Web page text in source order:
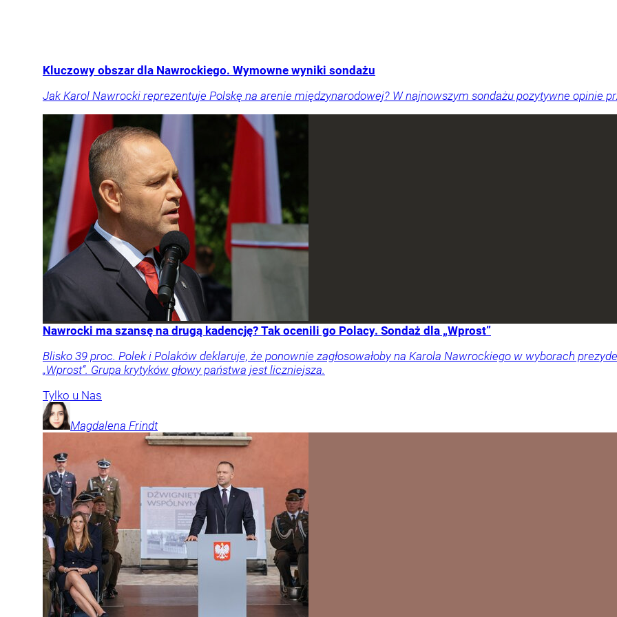
Kluczowy obszar dla Nawrockiego. Wymowne wyniki sondażu
Jak Karol Nawrocki reprezentuje Polskę na arenie międzynarodowej? W najnowszym sondażu pozytywne opinie
Nawrocki ma szansę na drugą kadencję? Tak ocenili go Polacy. Sondaż dla „Wprost”
Blisko 39 proc. Polek i Polaków deklaruje, że ponownie zagłosowałoby na Karola Nawrockiego w wyborach
„Wprost”. Grupa krytyków głowy państwa jest liczniejsza.
Tylko u Nas
Magdalena Frindt